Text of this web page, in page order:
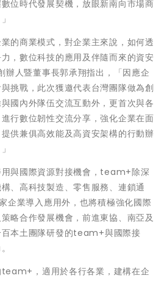
位時代發展契機，放眼新南向市場商
的商業模式，對企業主來說，如何透
，數位科技的應用及伴隨而來的資安
人暨董事長郭承翔指出，「因應企
挑戰，此次獲邀代表台灣團隊做為創
國內外隊伍交流互動外，更首次與各
行數位韌性交流分享，強化企業在面
供兼俱高效能及高資安架構的行動辦
與國際資源對接機會，team+除深
、高科技製造、零售服務、連鎖通
企業導入應用外，也將積極強化國際
略合作發展機會，前進東協、南亞及
百本土團隊研發的team+與國際接
，適用於各行各業，建構在企